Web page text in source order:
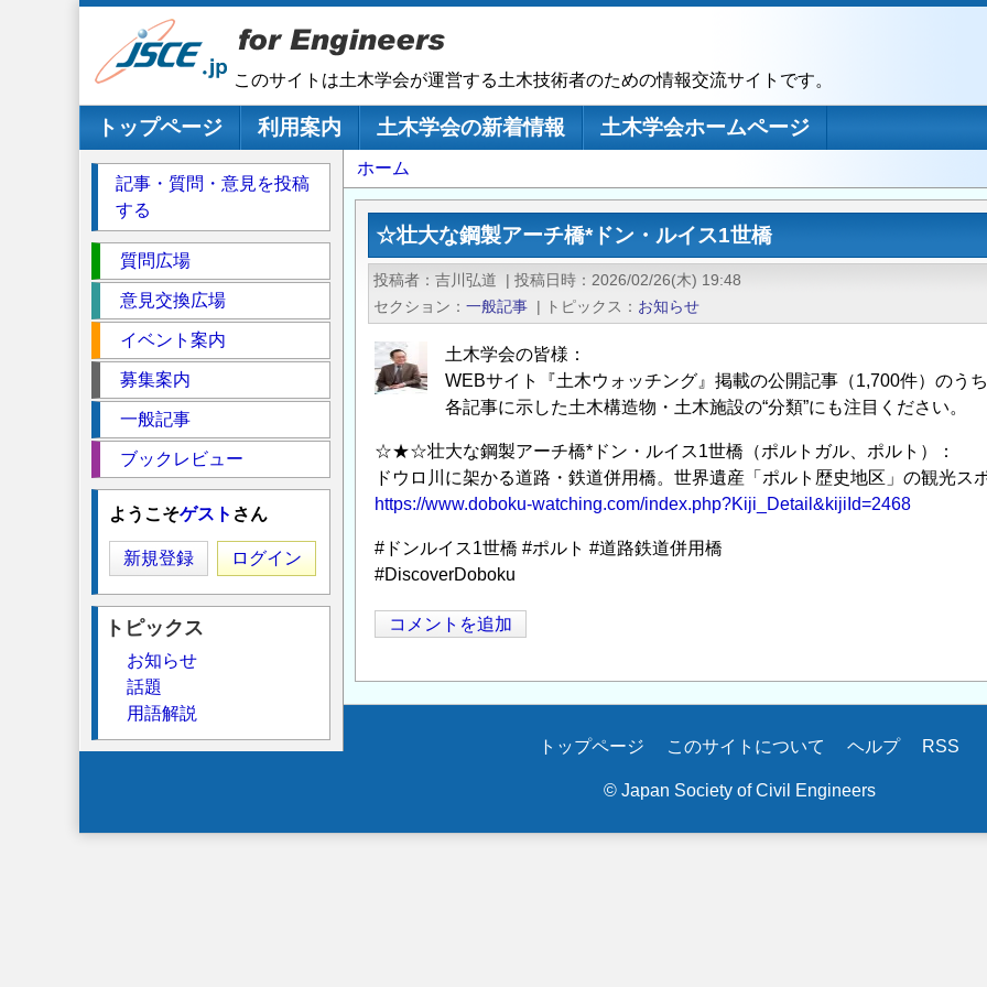
このサイトは土木学会が運営する土木技術者のための情報交流サイトです。
メインナビゲーション
トップページ 利用案内 土木学会の新着情報
土木学会ホームページ
パ
ン
く
ず
ホーム
☆壮大な鋼製アーチ橋*ドン・ルイス1世橋
投稿者 吉川弘道 | 投稿日時
2026/02/26(木) 19:48
セクション
一般記事 | トピックス お知らせ
土木学会の皆様：
WEBサイト『土木ウォッチング』掲載の公開記事（1,700件）のう
各記事に示した土木構造物・土木施設の“分類”にも注目ください。
☆★☆壮大な鋼製アーチ橋*ドン・ルイス1世橋（ポルトガル、ポルト）：
ドウロ川に架かる道路・鉄道併用橋。世界遺産「ポルト歴史地区」の観光ス
https://www.doboku-watching.com/index.php?Kiji_Detail&kijiId=2468
#ドンルイス1世橋 #ポルト #道路鉄道併用橋
#DiscoverDoboku
コメントを追加
記事・質問・意見を投稿
する
ク
シ
質問広場
意見交換広場
イベント案内
募集案内
一般記事
ブックレビュー
ようこそゲスト さん
新規登録 ログイン
トピックス
お知らせ
話題
用語解説
Secondary
トップページ このサイトについて ヘルプ RSS
© Japan Society of Civil Engineers